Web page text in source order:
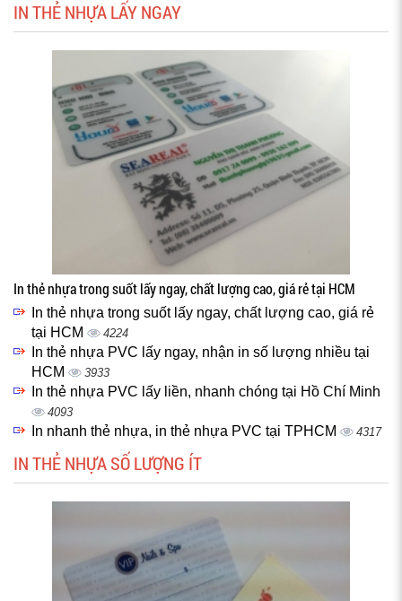
IN THẺ NHỰA LẤY NGAY
In thẻ nhựa trong suốt lấy ngay, chất lượng cao, giá rẻ tại HCM
In thẻ nhựa trong suốt lấy ngay, chất lượng cao, giá rẻ
tại HCM
4224
In thẻ nhựa PVC lấy ngay, nhận in số lượng nhiều tại
HCM
3933
In thẻ nhựa PVC lấy liền, nhanh chóng tại Hồ Chí Minh
4093
In nhanh thẻ nhựa, in thẻ nhựa PVC tại TPHCM 4317
IN THẺ NHỰA SỐ LƯỢNG ÍT